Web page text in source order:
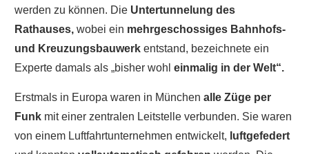
werden zu können. Die Untertunnelung des
Rathauses, wobei ein mehrgeschossiges Bahnhofs-
und Kreuzungsbauwerk entstand, bezeichnete ein
Experte damals als „bisher wohl einmalig in der Welt“.
Erstmals in Europa waren in München alle Züge per
Funk mit einer zentralen Leitstelle verbunden. Sie waren
von einem Luftfahrtunternehmen entwickelt, luftgefedert